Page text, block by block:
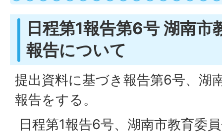
日程第1報告第6号 湖南市
報告について
提出資料に基づき報告第6号、湖
報告をする。
日程第1報告6号、湖南市教育委